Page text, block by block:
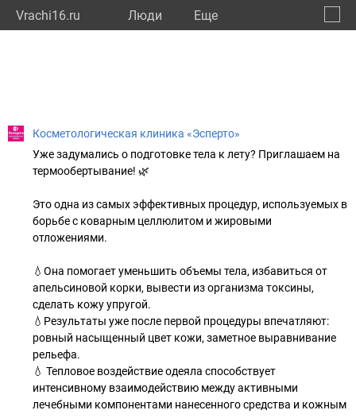
Vrachi16.ru Люди Eще
Косметологическая клиника «Эсперто»
Уже задумались о подготовке тела к лету? Приглашаем на
термообертывание! 🌿
Это одна из самых эффективных процедур, используемых в
борьбе с коварным целлюлитом и жировыми
отложениями.
💧Она помогает уменьшить объемы тела, избавиться от
апельсиновой корки, вывести из организма токсины,
сделать кожу упругой.
💧Результаты уже после первой процедуры впечатляют:
ровный насыщенный цвет кожи, заметное выравнивание
рельефа.
💧 Тепловое воздействие одеяла способствует
интенсивному взаимодействию между активными
лечебными компонентами нанесенного средства и кожным